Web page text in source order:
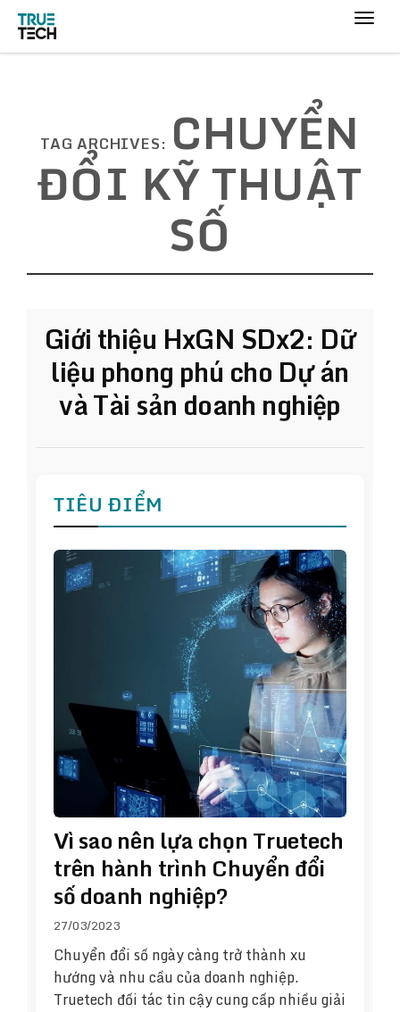
TAG ARCHIVES: CHUYỂN
ĐỔI KỸ THUẬT
SỐ
Giới thiệu HxGN SDx2: Dữ
liệu phong phú cho Dự án
và Tài sản doanh nghiệp
TIÊU ĐIỂM
Vì sao nên lựa chọn Truetech
trên hành trình Chuyển đổi
số doanh nghiệp?
27/03/2023
Chuyển đổi số ngày càng trở thành xu
hướng và nhu cầu của doanh nghiệp.
Truetech đối tác tin cậy cung cấp nhiều giải